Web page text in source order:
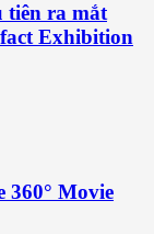
tiên ra mắt
Exhibition
360° Movie